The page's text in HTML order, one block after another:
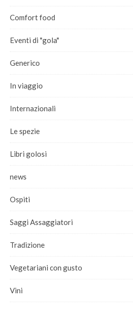
Comfort food
Eventi di "gola"
Generico
In viaggio
Internazionali
Le spezie
Libri golosi
news
Ospiti
Saggi Assaggiatori
Tradizione
Vegetariani con gusto
Vini